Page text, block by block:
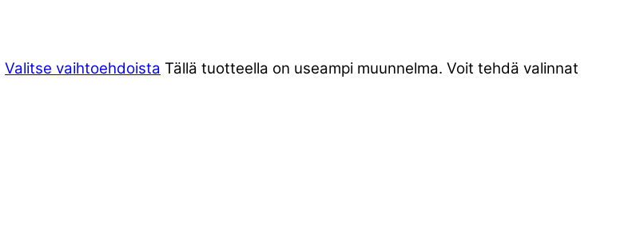
Valitse vaihtoehdoista Tällä tuotteella on useampi muunnelma. Voit tehdä valinnat